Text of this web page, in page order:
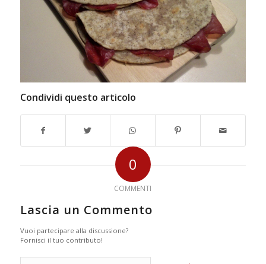
Condividi questo articolo
0
COMMENTI
Lascia un Commento
Vuoi partecipare alla discussione?
Fornisci il tuo contributo!